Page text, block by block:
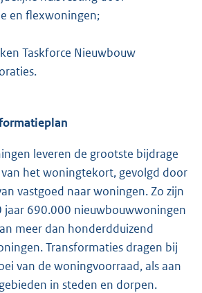
en flexwoningen;
Taskforce Nieuwbouw
leveren de grootste bijdrage
het woningtekort, gevolgd door
vastgoed naar woningen. Zo zijn
jaar 690.000 nieuwbouwwoningen
meer dan honderdduizend
Transformaties dragen bij
van de woningvoorraad, als aan
in steden en dorpen.